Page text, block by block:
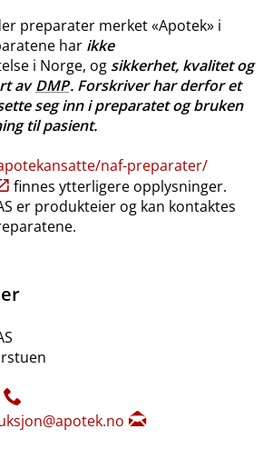
preparater merket «Apotek» i
har ikke
i Norge, og sikkerhet, kvalitet og
avDMP. Forskriver har derfor et
seg inn i preparatet og bruken
til pasient.
​naf-preparater​/​
finnes ytterligere opplysninger.
er produkteier og kan kontaktes